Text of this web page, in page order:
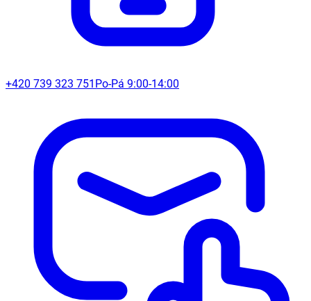
+420 739 323 751 Po-Pá 9:00-14:00